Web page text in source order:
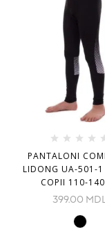
PANTALONI
LIDONG UA-501-1
COPII 110-
399.00